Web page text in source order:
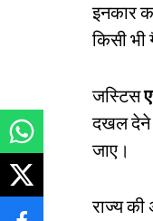
इनकार
किसी भी
जस्टिस
दखल देने
जाए।
राज्य